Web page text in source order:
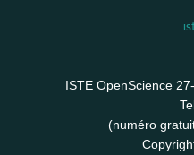
ISTE OpenScience
(numéro